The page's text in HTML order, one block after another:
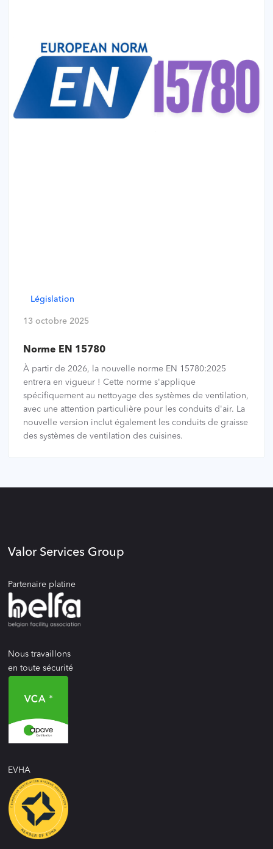
Législation
13 octobre 2025
Norme EN 15780
À partir de 2026, la nouvelle norme EN 15780:2025
entrera en vigueur ! Cette norme s'applique
spécifiquement au nettoyage des systèmes de ventilation,
avec une attention particulière pour les conduits d'air. La
nouvelle version inclut également les conduits de graisse
des systèmes de ventilation des cuisines.
Valor Services Group
Partenaire platine
Nous travaillons
en toute sécurité
EVHA